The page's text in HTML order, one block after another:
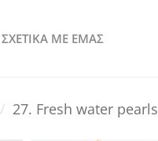
ΣΧΕΤΙΚΑ ΜΕ ΕΜΑΣ
/ 27. Fresh water pearls